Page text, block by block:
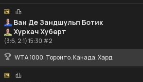
Ван Де Зандшульп Ботик
Хуркач Хуберт
(3:6, 2:1) 15:30 #2
WTA 1000. Торонто. Канада. Хард